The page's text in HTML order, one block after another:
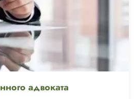
адвоката